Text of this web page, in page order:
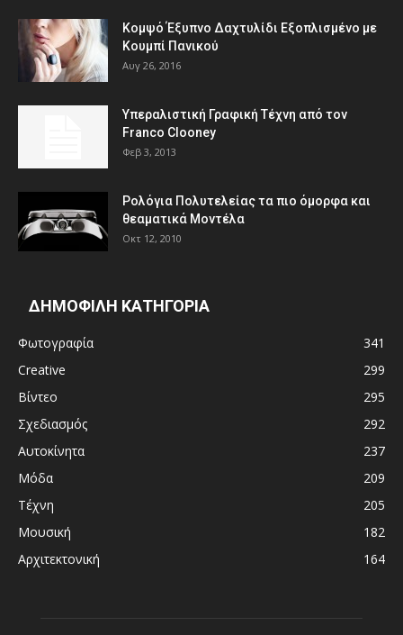
Κομψό Έξυπνο Δαχτυλίδι Εξοπλισμένο με
Κουμπί Πανικού
Αυγ 26, 2016
Υπεραλιστική Γραφική Τέχνη από τον
Franco Clooney
Φεβ 3, 2013
Ρολόγια Πολυτελείας τα πιο όμορφα και
θεαματικά Μοντέλα
Οκτ 12, 2010
ΔΗΜΟΦΙΛΗ ΚΑΤΗΓΟΡΙΑ
Φωτογραφία
341
Creative
299
Βίντεο
295
Σχεδιασμός
292
Αυτοκίνητα
237
Μόδα
209
Τέχνη
205
Μουσική
182
Αρχιτεκτονική
164